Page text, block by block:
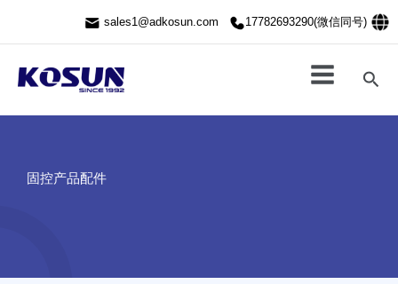
sales1@adkosun.com 17782693290(微信同号)
搜
索
固控产品配件